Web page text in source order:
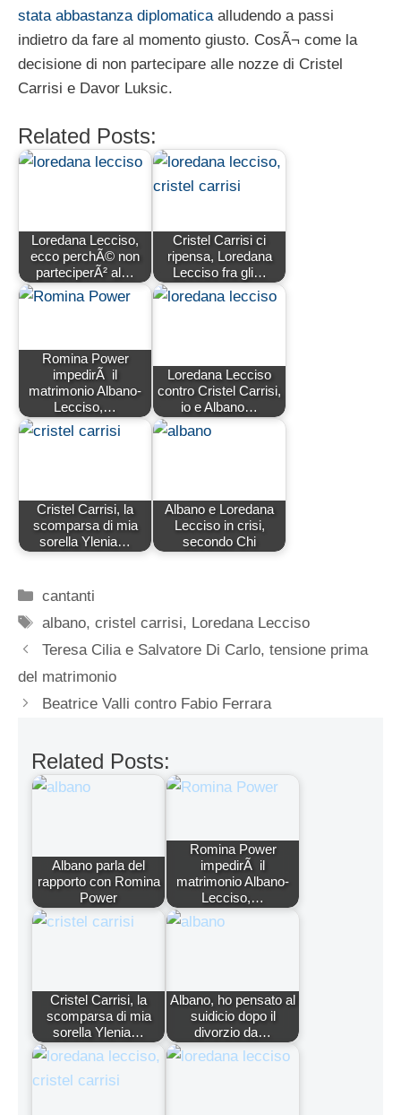
stata abbastanza diplomaticaalludendo a passi
indietro da fare al momento giusto. CosÃ¬ come la
decisione di non partecipare alle nozze di Cristel
Carrisi e Davor Luksic.
Related Posts:
Loredana Lecciso,
ecco perchÃ© non
parteciperÃ² al…
Cristel Carrisi ci
ripensa, Loredana
Lecciso fra gli…
Romina Power
impedirÃ il
matrimonio Albano-
Lecciso,…
Loredana Lecciso
contro Cristel Carrisi,
io e Albano…
Cristel Carrisi, la
scomparsa di mia
sorella Ylenia…
Albano e Loredana
Lecciso in crisi,
secondo Chi
Categorie
cantanti
Tag
albano,cristel carrisi, Loredana Lecciso
Teresa Cilia e Salvatore Di Carlo, tensione prima
del matrimonio
Beatrice Valli contro Fabio Ferrara
Related Posts:
Albano parla del
rapporto con Romina
Power
Romina Power
impedirÃ il
matrimonio Albano-
Lecciso,…
Cristel Carrisi, la
scomparsa di mia
sorella Ylenia…
Albano, ho pensato al
suidicio dopo il
divorzio da…